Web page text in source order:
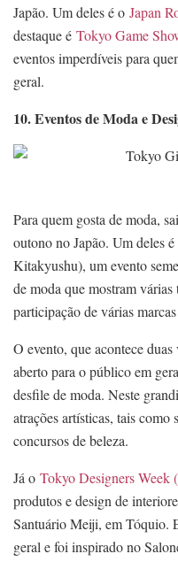
Japão. Um deles é o Japan
destaque é Tokyo Game
eventos imperdíveis para
geral.
10. Eventos de Moda e
Para quem gosta de moda,
outono no Japão. Um deles é
Kitakyushu), um evento
de moda que mostram várias
participação de várias
O evento, que acontece
aberto para o público em
desfile de moda. Neste
atrações artísticas, tais como
concursos de beleza.
Já o Tokyo Designers Week
produtos e design de
Santuário Meiji, em Tóquio.
geral e foi inspirado no